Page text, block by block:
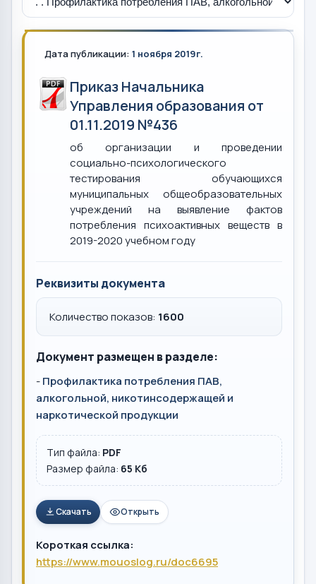
Дата публикации: 1 ноября 2019г.
Приказ Начальника
Управления образования от
01.11.2019 №436
об организации и проведении
социально-психологического
тестирования обучающихся
муниципальных общеобразовательных
учреждений на выявление фактов
потребления психоактивных веществ в
2019-2020 учебном году
Реквизиты документа
Количество показов: 1600
Документ размещен в разделе:
-Профилактика потребления ПАВ,
алкогольной, никотинсодержащей и
наркотической продукции
Тип файла: PDF
Размер файла: 65 Кб
Скачать Открыть
Короткая ссылка:
https://www.mouoslog.ru/doc6695